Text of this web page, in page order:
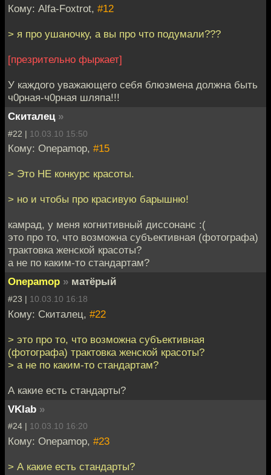
Кому: Alfa-Foxtrot, #12
> я про ушаночку, а вы про что подумали???
[презрительно фыркает]
У каждого уважающего себя блюзмена должна быть
ч0рная-ч0рная шляпа!!!
Скиталец »
#22 | 10.03.10 15:50
Кому: Onepamop, #15
> Это НЕ конкурс красоты.
> но и чтобы про красивую барышню!
камрад, у меня когнитивный диссонанс :(
это про то, что возможна субъективная (фотографа)
трактовка женской красоты?
а не по каким-то стандартам?
Onepamop » матёрый
#23 | 10.03.10 16:18
Кому: Скиталец, #22
> это про то, что возможна субъективная
(фотографа) трактовка женской красоты?
> а не по каким-то стандартам?
А какие есть стандарты?
VKlab »
#24 | 10.03.10 16:20
Кому: Onepamop, #23
> А какие есть стандарты?